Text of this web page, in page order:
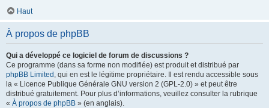
Haut
À propos de phpBB
Qui a développé ce logiciel de forum de discussions ?
Ce programme (dans sa forme non modifiée) est produit et distribué par
phpBB Limited , qui en est le légitime propriétaire. Il est rendu accessible sous
la « Licence Publique Générale GNU version 2 (GPL-2.0) » et peut être
distribué gratuitement. Pour plus d’informations, veuillez consulter la rubrique
« À propos de phpBB » (en anglais).